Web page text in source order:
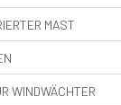
MAST
WINDWÄCHTER